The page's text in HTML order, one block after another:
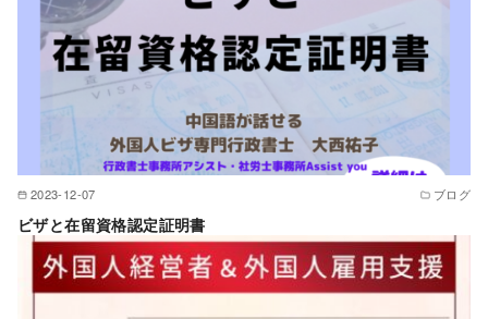
2023-12-07 ブログ
ビザと在留資格認定証明書